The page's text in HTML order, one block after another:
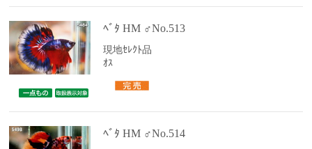
ﾍﾞﾀ HM ♂No.513
現地ｾﾚｸﾄ品
ｵｽ
ﾍﾞﾀ HM ♂No.514